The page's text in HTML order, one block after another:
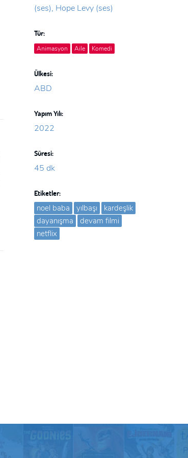
(ses), Hope Levy (ses)
Tür:
Animasyon Aile Komedi
Ülkesi:
ABD
Yapım Yılı:
2022
Süresi:
45 dk
Etiketler:
noel baba yılbaşı
kardeşlik
dayanışma
devam filmi
netflix